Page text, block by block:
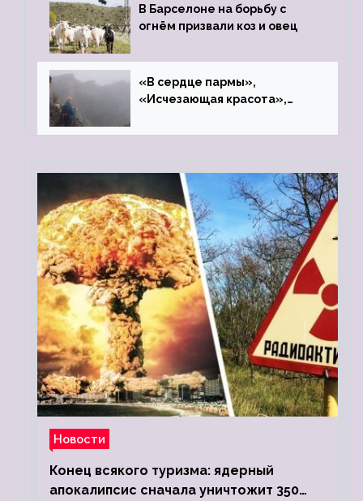
В Барселоне на борьбу с
огнём призвали коз и овец
«В сердце пармы»,
«Исчезающая красота»,
Новости
Конец всякого туризма: ядерный
апокалипсис сначала уничтожит 350